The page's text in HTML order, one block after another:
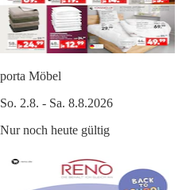
porta Möbel
So. 2.8. - Sa. 8.8.2026
Nur noch heute gültig